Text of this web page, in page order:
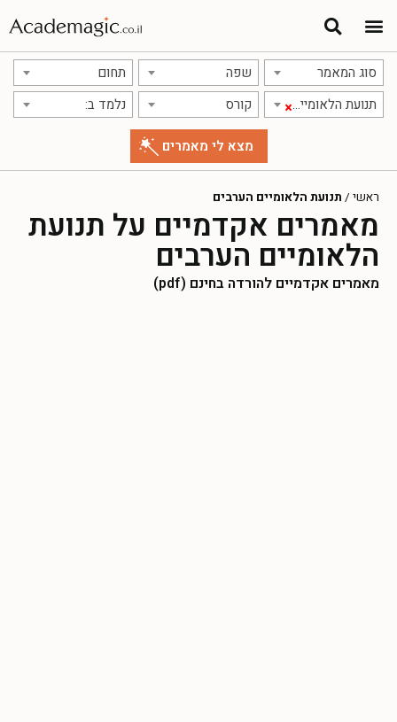
סוג המאמר שפה תחום
×תנועת הלאומיים הערבים קורס נלמד ב:
ראשי / תנועת הלאומיים הערבים
מאמרים אקדמיים על תנועת
הלאומיים הערבים
מאמרים אקדמיים להורדה בחינם (pdf)